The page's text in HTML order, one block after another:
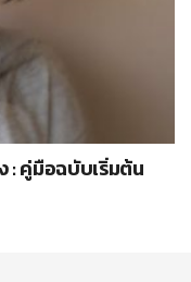
: คู่มือฉบับเริ่มต้น